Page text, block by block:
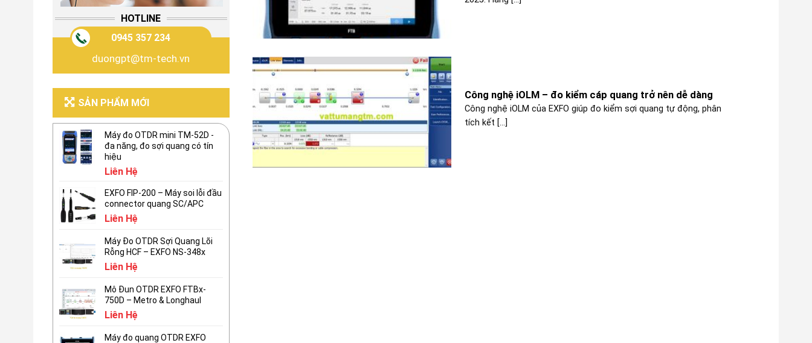
HOTLINE
0945 357 234
duongpt@tm-tech.vn
SẢN PHẨM MỚI
Máy đo OTDR mini TM-52D -
đa năng, đo sợi quang có tín
hiệu
Liên Hệ
EXFO FIP-200 – Máy soi lỗi đầu
connector quang SC/APC
Liên Hệ
Máy Đo OTDR Sợi Quang Lõi
Rỗng HCF – EXFO NS-348x
Liên Hệ
Mô Đun OTDR EXFO FTBx-
750D – Metro & Longhaul
Liên Hệ
Máy đo quang OTDR EXFO
Công nghệ iOLM – đo kiểm cáp quang trở nên dễ dàng
Công nghệ iOLM của EXFO giúp đo kiểm sợi quang tự động, phân
tích kết [...]